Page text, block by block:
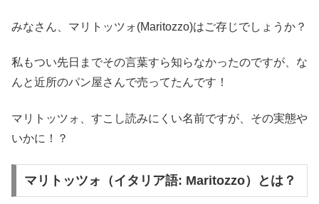
みなさん、マリトッツォ(Maritozzo)はご存じでしょうか？
私もつい先日までその言葉すら知らなかったのですが、な
んと近所のパン屋さんで売ってたんです！
マリトッツォ、すこし読みにくい名前ですが、その実態や
いかに！？
マリトッツォ（イタリア語: Maritozzo）とは？